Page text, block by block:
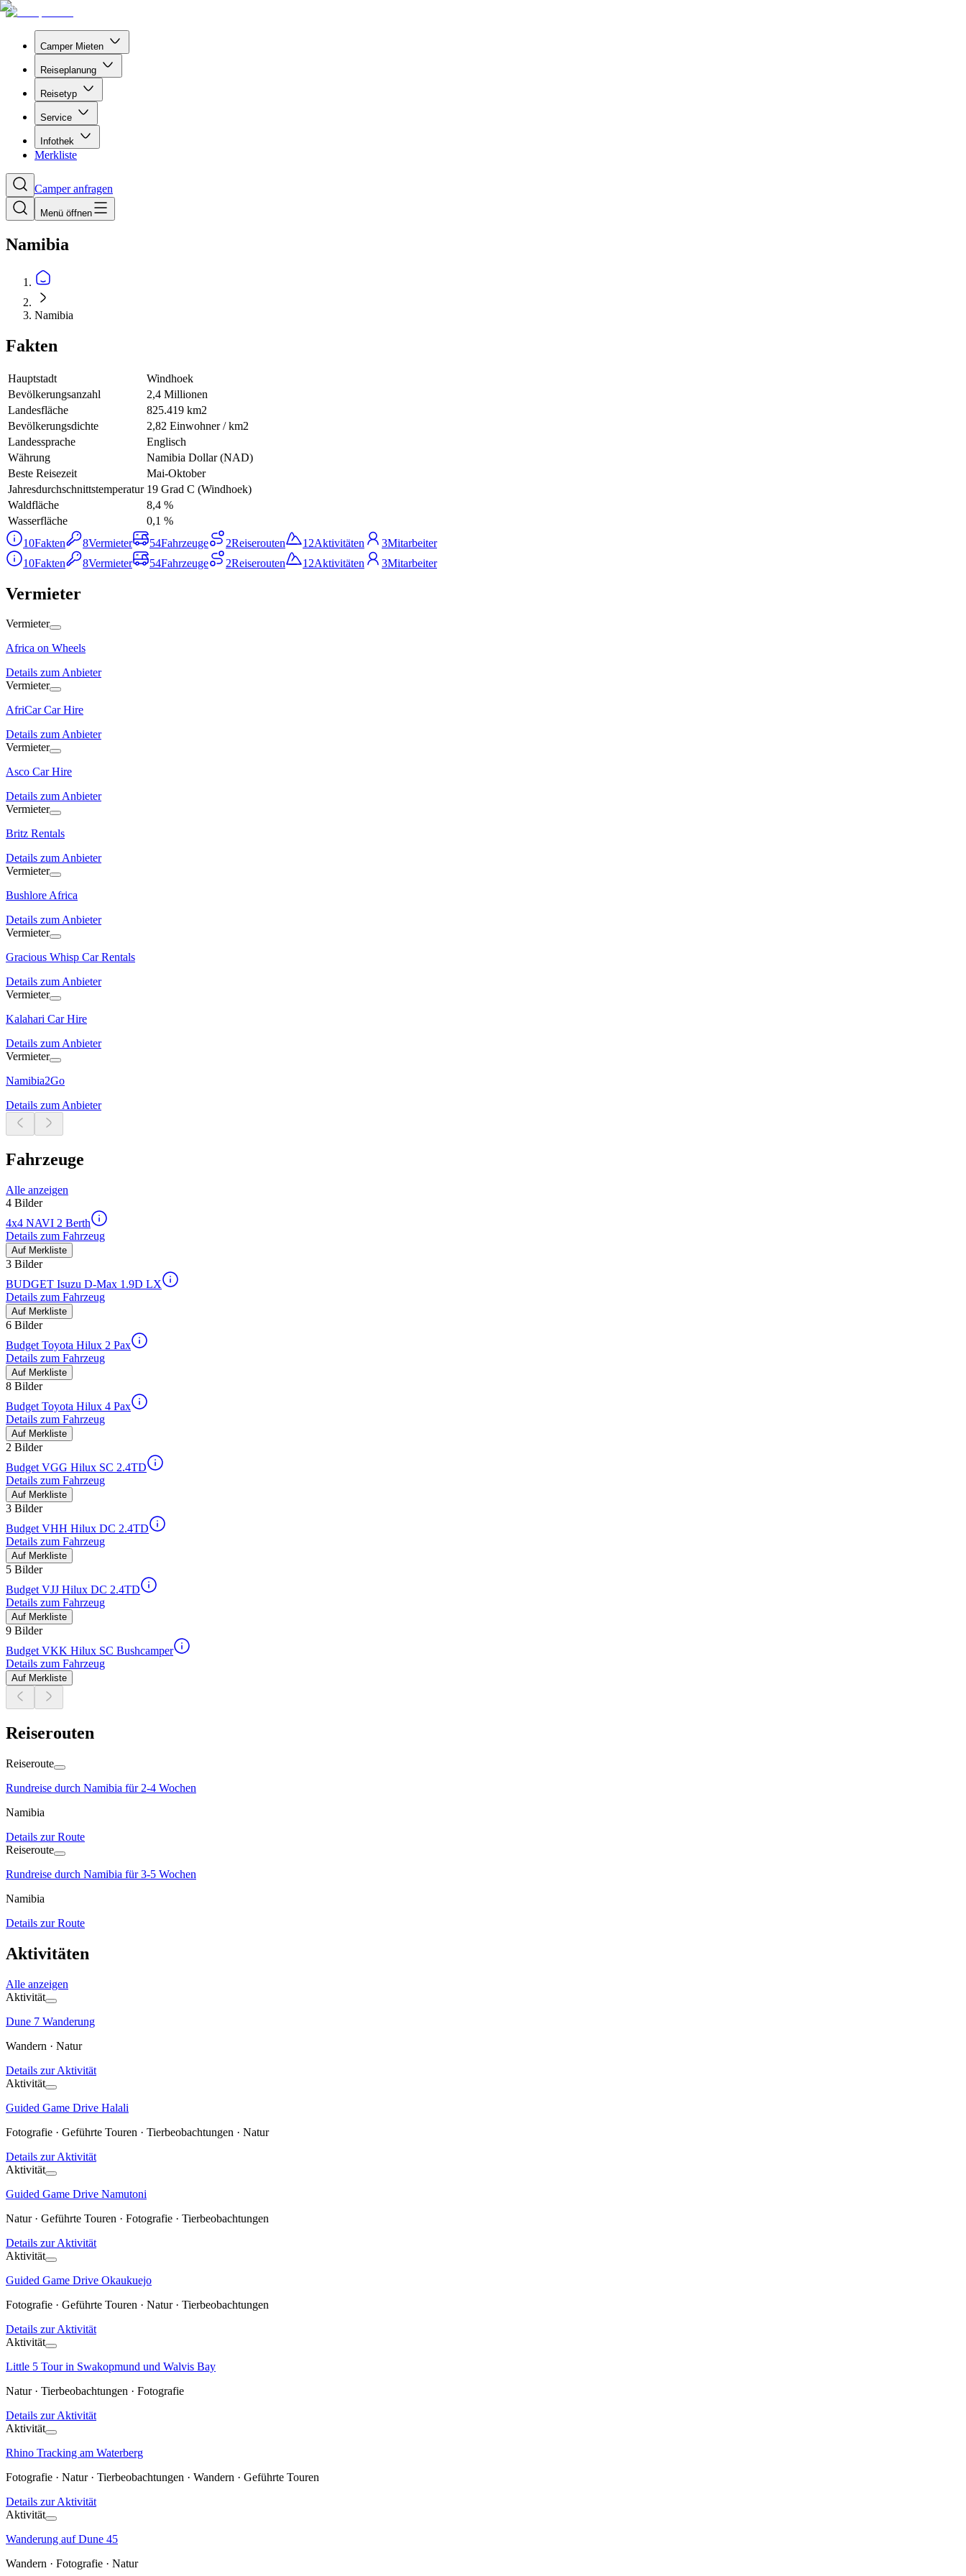
Camper Mieten
Reiseplanung
Reisetyp
Service
Infothek
Merkliste
Camper anfragen
Menü öffnen
Namibia
Namibia
Fakten
Hauptstadt
Windhoek
Bevölkerungsanzahl
2,4 Millionen
Landesfläche
825.419 km2
Bevölkerungsdichte
2,82 Einwohner / km2
Landessprache
Englisch
Währung
Namibia Dollar (NAD)
Beste Reisezeit
Mai-Oktober
Jahresdurchschnittstemperatur 19 Grad C (Windhoek)
Waldfläche
8,4 %
Wasserfläche
0,1 %
10Fakten 8Vermieter 54Fahrzeuge 2Reiserouten 12Aktivitäten 3Mitarbeiter
10Fakten 8Vermieter 54Fahrzeuge 2Reiserouten 12Aktivitäten 3Mitarbeiter
Vermieter
Vermieter
Africa on Wheels
Details zum Anbieter
Vermieter
AfriCar Car Hire
Details zum Anbieter
Vermieter
Asco Car Hire
Details zum Anbieter
Vermieter
Britz Rentals
Details zum Anbieter
Vermieter
Bushlore Africa
Details zum Anbieter
Vermieter
Gracious Whisp Car Rentals
Details zum Anbieter
Vermieter
Kalahari Car Hire
Details zum Anbieter
Vermieter
Namibia2Go
Details zum Anbieter
Fahrzeuge
Alle anzeigen
4 Bilder
4x4 NAVI 2 Berth
Details zum Fahrzeug
Auf Merkliste
3 Bilder
BUDGET Isuzu D-Max 1.9D LX
Details zum Fahrzeug
Auf Merkliste
6 Bilder
Budget Toyota Hilux 2 Pax
Details zum Fahrzeug
Auf Merkliste
8 Bilder
Budget Toyota Hilux 4 Pax
Details zum Fahrzeug
Auf Merkliste
2 Bilder
Budget VGG Hilux SC 2.4TD
Details zum Fahrzeug
Auf Merkliste
3 Bilder
Budget VHH Hilux DC 2.4TD
Details zum Fahrzeug
Auf Merkliste
5 Bilder
Budget VJJ Hilux DC 2.4TD
Details zum Fahrzeug
Auf Merkliste
9 Bilder
Budget VKK Hilux SC Bushcamper
Details zum Fahrzeug
Auf Merkliste
Reiserouten
Reiseroute
Rundreise durch Namibia für 2-4 Wochen
Namibia
Details zur Route
Reiseroute
Rundreise durch Namibia für 3-5 Wochen
Namibia
Details zur Route
Aktivitäten
Alle anzeigen
Aktivität
Dune 7 Wanderung
Wandern · Natur
Details zur Aktivität
Aktivität
Guided Game Drive Halali
Fotografie · Geführte Touren · Tierbeobachtungen · Natur
Details zur Aktivität
Aktivität
Guided Game Drive Namutoni
Natur · Geführte Touren · Fotografie · Tierbeobachtungen
Details zur Aktivität
Aktivität
Guided Game Drive Okaukuejo
Fotografie · Geführte Touren · Natur · Tierbeobachtungen
Details zur Aktivität
Aktivität
Little 5 Tour in Swakopmund und Walvis Bay
Natur · Tierbeobachtungen · Fotografie
Details zur Aktivität
Aktivität
Rhino Tracking am Waterberg
Fotografie · Natur · Tierbeobachtungen · Wandern · Geführte Touren
Details zur Aktivität
Aktivität
Wanderung auf Dune 45
Wandern · Fotografie · Natur